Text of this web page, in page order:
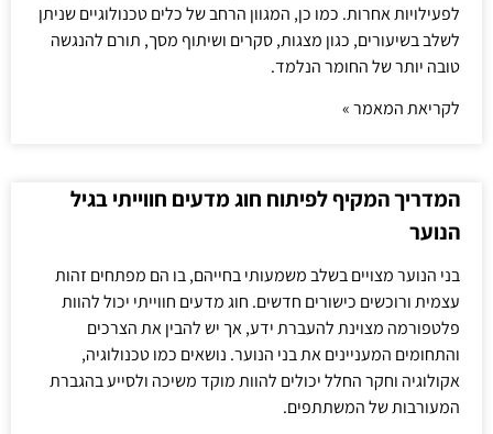
לפעילויות אחרות. כמו כן, המגוון הרחב של כלים טכנולוגיים שניתן
לשלב בשיעורים, כגון מצגות, סקרים ושיתוף מסך, תורם להנגשה
טובה יותר של החומר הנלמד.
לקריאת המאמר »
המדריך המקיף לפיתוח חוג מדעים חווייתי בגיל
הנוער
בני הנוער מצויים בשלב משמעותי בחייהם, בו הם מפתחים זהות
עצמית ורוכשים כישורים חדשים. חוג מדעים חווייתי יכול להוות
פלטפורמה מצוינת להעברת ידע, אך יש להבין את הצרכים
והתחומים המעניינים את בני הנוער. נושאים כמו טכנולוגיה,
אקולוגיה וחקר החלל יכולים להוות מוקד משיכה ולסייע בהגברת
המעורבות של המשתתפים.